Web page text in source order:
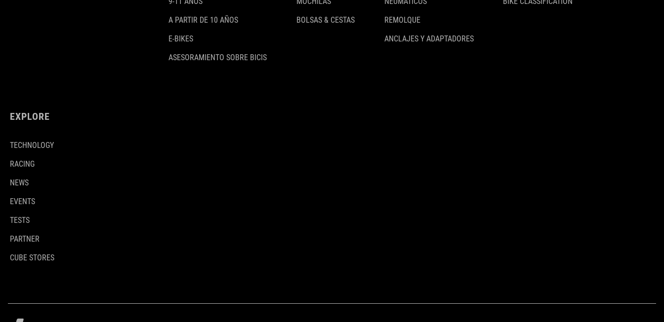
A PARTIR DE 10 AÑOS
E-BIKES
ASESORAMIENTO SOBRE BICIS
BOLSAS & CESTAS
REMOLQUE
ANCLAJES Y ADAPTADORES
EXPLORE
TECHNOLOGY
RACING
NEWS
EVENTS
TESTS
PARTNER
CUBE STORES